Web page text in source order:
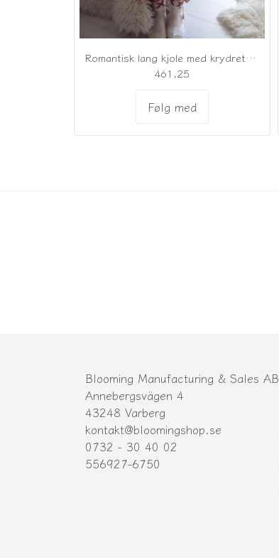
Romantisk lang kjole med krydret karamel
461,25
Følg med
Blooming Manufacturing & Sales AB
Annebergsvägen 4
43248 Varberg
kontakt@bloomingshop.se
0732 - 30 40 02
556927-6750